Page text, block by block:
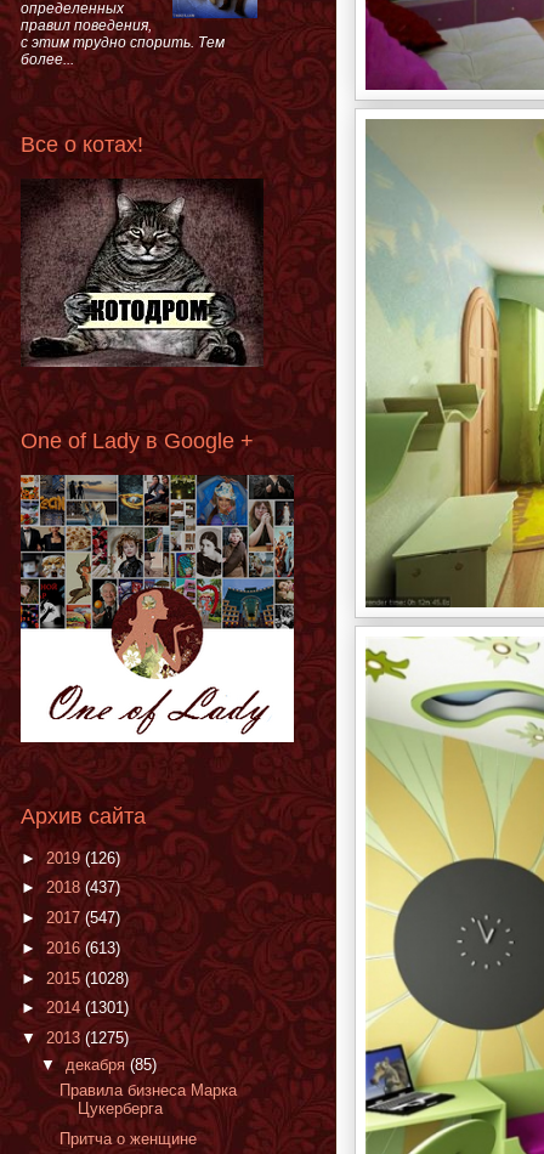
определенных
правил поведения,
с этим трудно спорить. Тем
более...
Все о котах!
One of Lady в Google +
Архив сайта
► 2019 (126)
►2018 (437)
► 2017 (547)
► 2016(613)
► 2015 (1028)
►2014 (1301)
▼ 2013 (1275)
▼декабря (85)
Правила бизнеса Марка
Цукерберга
Притча о женщине